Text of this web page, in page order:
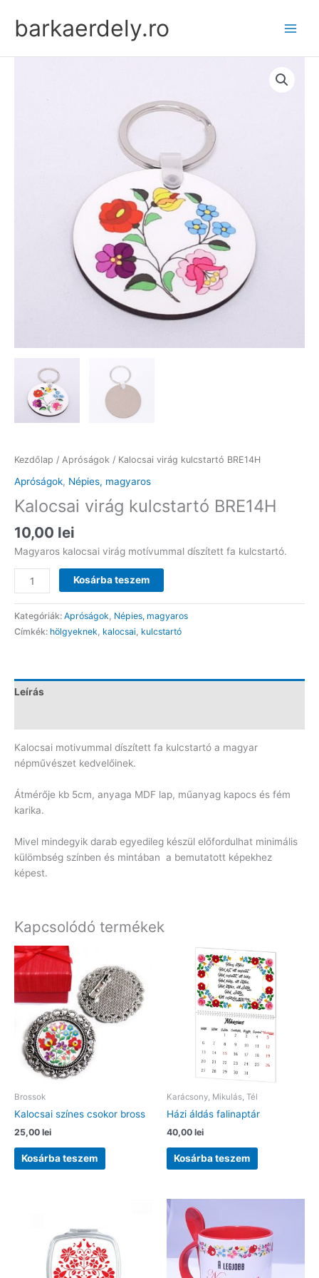
contentbarkaerdely.ro
Kezdőlap / Apróságok / Kalocsai virág kulcstartó BRE14H
Apróságok, Népies, magyaros
Kalocsai virág kulcstartó BRE14H
10,00 lei
Magyaros kalocsai virág motívummal díszített fa kulcstartó.
Kalocsai
virág
kulcstartó
BRE14H
mennyiség
Kosárba teszem
Kategóriák: Apróságok, Népies, magyaros
Címkék: hölgyeknek, kalocsai, kulcstartó
Leírás
Kalocsai motivummal díszített fa kulcstartó a magyar
népművészet kedvelőinek.
Átmérője kb 5cm, anyaga MDF lap, műanyag kapocs és fém
karika.
Mivel mindegyik darab egyedileg készül előfordulhat minimális
külömbség színben és mintában a bemutatott képekhez
képest.
Kapcsolódó termékek
Brossok
Kalocsai színes csokor bross
25,00 lei
Kosárba teszem
Karácsony, Mikulás, Tél
Házi áldás falinaptár
40,00 lei
Kosárba teszem